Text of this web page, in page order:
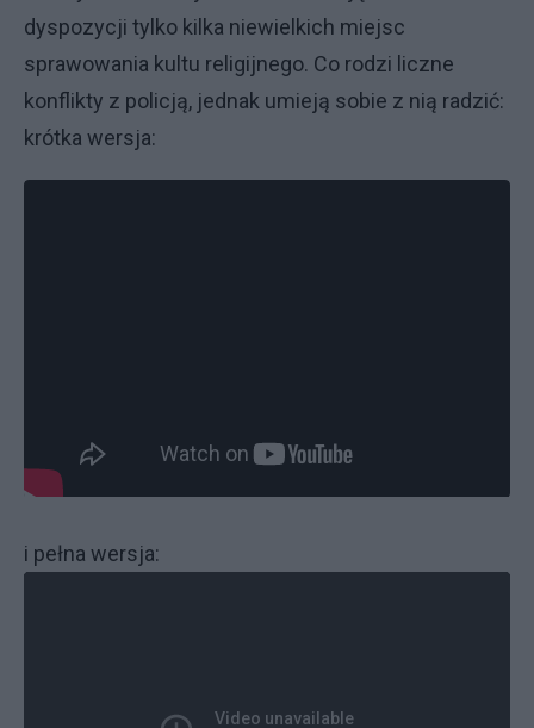
dyspozycji tylko kilka niewielkich miejsc
sprawowania kultu religijnego. Co rodzi liczne
konflikty z policją, jednak umieją sobie z nią radzić:
krótka wersja:
i pełna wersja: